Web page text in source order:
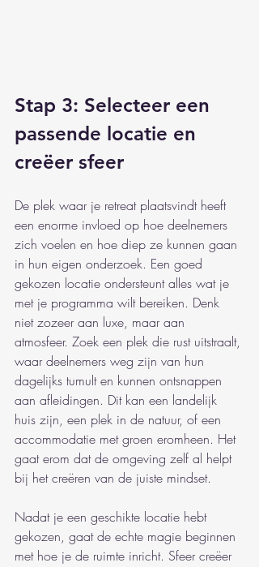
Stap 3: Selecteer een
passende locatie en
creëer sfeer
De plek waar je retreat plaatsvindt heeft
een enorme invloed op hoe deelnemers
zich voelen en hoe diep ze kunnen gaan
in hun eigen onderzoek. Een goed
gekozen locatie ondersteunt alles wat je
met je programma wilt bereiken. Denk
niet zozeer aan luxe, maar aan
atmosfeer. Zoek een plek die rust uitstraalt,
waar deelnemers weg zijn van hun
dagelijks tumult en kunnen ontsnappen
aan afleidingen. Dit kan een landelijk
huis zijn, een plek in de natuur, of een
accommodatie met groen eromheen. Het
gaat erom dat de omgeving zelf al helpt
bij het creëren van de juiste mindset.
Nadat je een geschikte locatie hebt
gekozen, gaat de echte magie beginnen
met hoe je de ruimte inricht. Sfeer creëer